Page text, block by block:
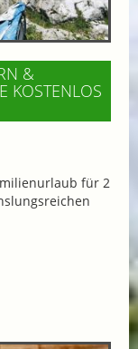
&
für 2